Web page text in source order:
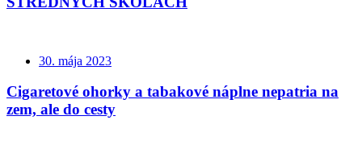
30. mája 2023
Cigaretové ohorky a tabakové náplne nepatria na
zem, ale do cesty